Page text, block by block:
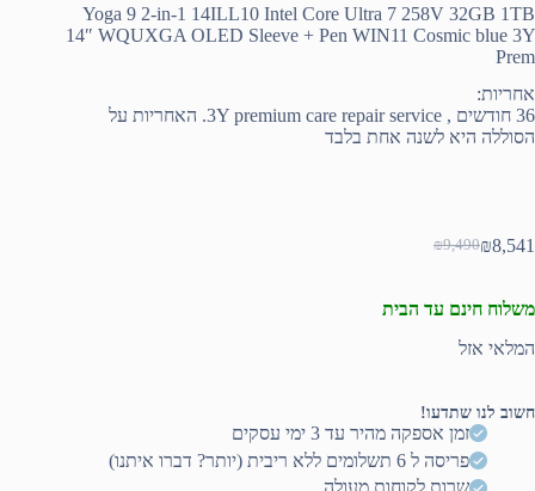
Yoga 9 2-in-1 14ILL10 Intel Core Ultra 7 258V 32GB 1TB
14″ WQUXGA OLED Sleeve + Pen WIN11 Cosmic blue 3Y
Prem
אחריות:
36 חודשים , 3Y premium care repair service. האחריות על
הסוללה היא לשנה אחת בלבד
₪9,490
המחיר
₪9,490.
₪8,541 המחיר
₪8,541.
משלוח חינם עד הבית
המלאי אזל
חשוב לנו שתדעו!
זמן אספקה מהיר עד 3 ימי עסקים
פריסה ל 6 תשלומים ללא ריבית (יותר? דברו איתנו)